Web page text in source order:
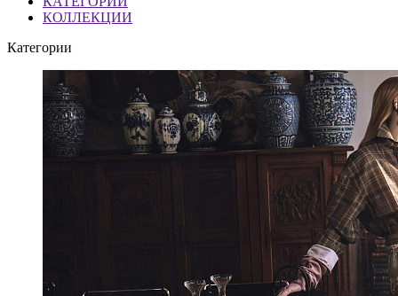
КОЛЛЕКЦИИ
Категории